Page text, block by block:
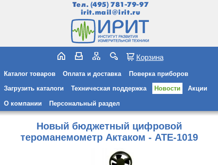
Тел. (495) 781-79-97
irit.mail@irit.ru
Корзина
Каталог товаров Оплата и доставка Поверка приборов
Загрузить каталоги Техническая поддержка Новости Акции
О компании Персональный раздел
Новый бюджетный цифровой
тероманемометр Актаком - АТЕ-1019